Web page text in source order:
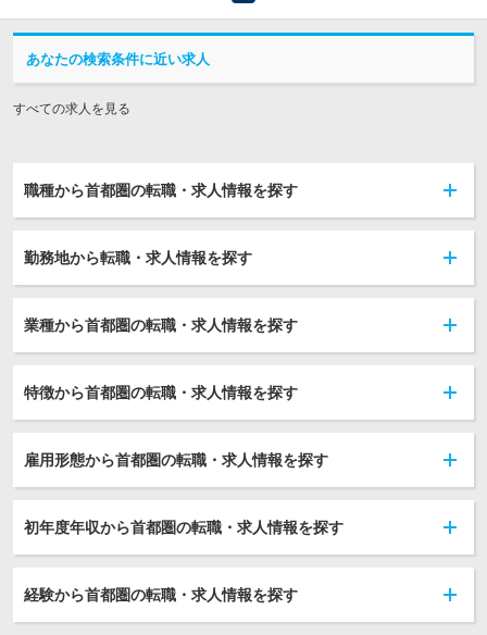
あなたの検索条件に近い求人
すべての求人を見る
職種から首都圏の転職・求人情報を探す
勤務地から転職・求人情報を探す
業種から首都圏の転職・求人情報を探す
特徴から首都圏の転職・求人情報を探す
雇用形態から首都圏の転職・求人情報を探す
初年度年収から首都圏の転職・求人情報を探す
経験から首都圏の転職・求人情報を探す